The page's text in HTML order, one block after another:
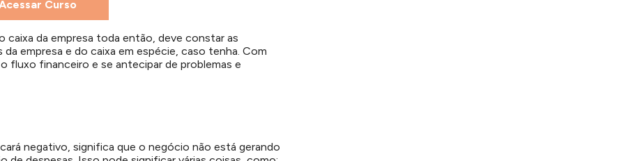
Curso
caixa da empresa toda então, deve constar as
empresa e do caixa em espécie, caso tenha. Com
fluxo financeiro e se antecipar de problemas e
negativo, significa que o negócio não está gerando